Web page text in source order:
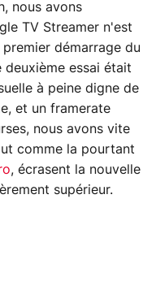
nous avons
TV Streamer n'est
démarrage du
essai était
à peine digne de
et un framerate
nous avons vite
comme la pourtant
, écrasent la nouvelle
supérieur.